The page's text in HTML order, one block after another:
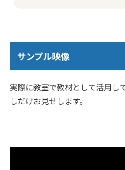
サンプル映像
実際に教室で教材として活用し
しだけお見せします。